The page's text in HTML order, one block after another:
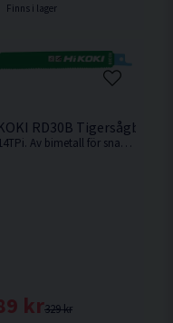
Finns i lager
CB18DBL
RD30B Tigersågblad
10-14TPi. Av bimetall för snabba, medelgrova till grova snitt i t.ex. hårt och mjukt trä, aluminium, plast och legeringar.
329 kr
kr